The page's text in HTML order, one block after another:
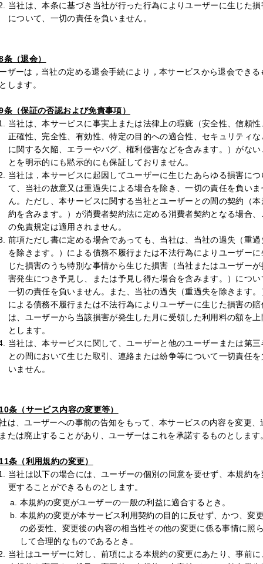
当社は、本条に基づき当社が行った行為によりユーザーに生じた損
について、一切の責任を負いません。
条（退会）
ザーは，当社の定める退会手続により，本サービスから退会できる
します。
条（保証の否認および免責事項）
当社は、本サービスに事実上または法律上の瑕疵（安全性、信頼性
正確性、完全性、有効性、特定の目的への適合性、セキュリティな
に関する欠陥、エラーやバグ、権利侵害などを含みます。）がない
とを明示的にも黙示的にも保証しておりません。
当社は，本サービスに起因してユーザーに生じたあらゆる損害につ
て、当社の故意又は重過失による場合を除き、一切の責任を負いま
ん。ただし、本サービスに関する当社とユーザーとの間の契約（本
約を含みます。）が消費者契約法に定める消費者契約となる場合、
の免責規定は適用されません。
前項ただし書に定める場合であっても、当社は、当社の過失（重過
を除きます。）による債務不履行または不法行為によりユーザーに
じた損害のうち特別な事情から生じた損害（当社またはユーザーが
害発生につき予見し、または予見し得た場合を含みます。）につい
一切の責任を負いません。また、当社の過失（重過失を除きます。
による債務不履行または不法行為によりユーザーに生じた損害の賠
は、ユーザーから当該損害が発生した月に受領した利用料の額を上
とします。
当社は、本サービスに関して、ユーザーと他のユーザーまたは第三
との間において生じた取引、連絡または紛争等について一切責任を
いません。
条（サービス内容の変更等）
は、ユーザーへの事前の告知をもって、本サービスの内容を変更、
たは廃止することがあり、ユーザーはこれを承諾するものとします
条（利用規約の変更）
当社は以下の場合には、ユーザーの個別の同意を要せず、本規約を
更することができるものとします。
本規約の変更がユーザーの一般の利益に適合するとき。
本規約の変更が本サービス利用契約の目的に反せず、かつ、変更
の必要性、変更後の内容の相当性その他の変更に係る事情に照ら
して合理的なものであるとき。
当社はユーザーに対し、前項による本規約の変更にあたり、事前に